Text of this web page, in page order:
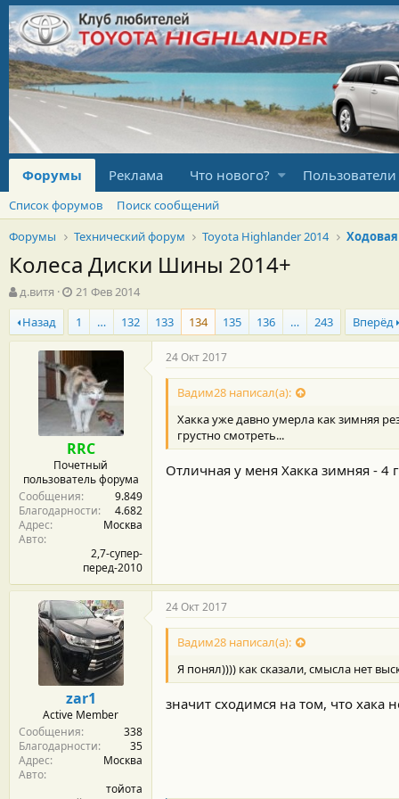
Форумы Реклама Что нового? Пользователи
Список форумов
Поиск сообщений
Форумы
Технический форум Toyota Highlander 2014 Ходовая
Колеса Диски Шины 2014+
А
в
т
о
д.витя
Д
а
т
а
н
а
ч
а
л
а
21 Фев 2014
Назад
1 … 132 133 134 135 136 … 243 Вперёд
RRC
Почетный
пользователь форума
Сообщения
9.849
Благодарности
4.682
Адрес
Москва
Авто
2,7-супер-
перед-2010
24 Окт 2017
Вадим28 написал(а):
Хакка уже давно умерла как зимняя
грустно смотреть...
Отличная у меня Хакка зимняя - 4
zar1
Active Member
Сообщения
338
Благодарности
35
Адрес
Москва
Авто
тойота
24 Окт 2017
Вадим28 написал(а):
Я понял)))) как сказали, смысла нет
значит сходимся на том, что хака